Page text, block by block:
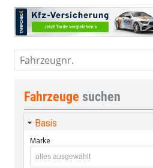
Fahrzeugnr.
Fahrzeuge suchen
Basis
Marke
alles ausgewählt